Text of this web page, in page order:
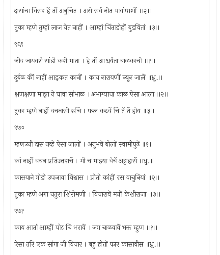
दासांचा विसर हें तों अनुचित । असे सर्व नीत पायांपाशीं ॥२॥
तुका म्हणे तुम्हां लाज येत नाहीं । आम्हां चिंताडोहीं बुडवितां ॥३॥
९६९
जीव जायवरी सांडी करी माता । हे तों आश्चर्यता बाळकाची ॥१॥
दुर्बळ कीं नाहीं आइकत कानीं । काय नारायणीं न्यून जालें ॥ध्रु.॥
क्षणक्षणा माझा ने घावा सांभाळ । अभाग्याचा काळ ऐसा आला ॥२॥
तुका म्हणे नाहीं वचनासी रुचि । फल कटवें चि तें तें होय ॥३॥
९७०
म्हणउनी दास नव्हे ऐसा जालों । अनुभवें बोलों स्वामीपुढें ॥१॥
कां नाहीं वचन प्रतिउत्तराचें । मी च माझ्या वेचें अट्टाहासें ॥ध्रु.॥
कासयाने गोडी उपजावा विश्वास । प्रीती कांहीं रस वाचुनियां ॥२॥
तुका म्हणे अगा चतुरा शिरोमणी । विचारावें मनीं केशीराजा ॥३॥
९७१
काय आतां आम्हीं पोट चि भरावें । जग चाळवावें भक्त म्हुण ॥१॥
ऐसा तरि एक सांगा जी विचार । बहु होतों फार कासावीस ॥ध्रु.॥